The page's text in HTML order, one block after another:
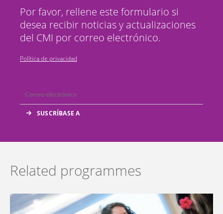
Por favor, rellene este formulario si
desea recibir noticias y actualizaciones
del CMI por correo electrónico.
Política de privacidad
Related programmes